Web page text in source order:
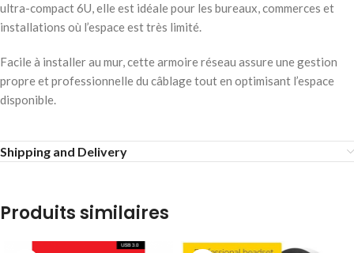
ultra-compact 6U, elle est idéale pour les bureaux, commerces et
installations où l’espace est très limité.
Facile à installer au mur, cette armoire réseau assure une gestion
propre et professionnelle du câblage tout en optimisant l’espace
disponible.
Shipping and Delivery
Produits similaires